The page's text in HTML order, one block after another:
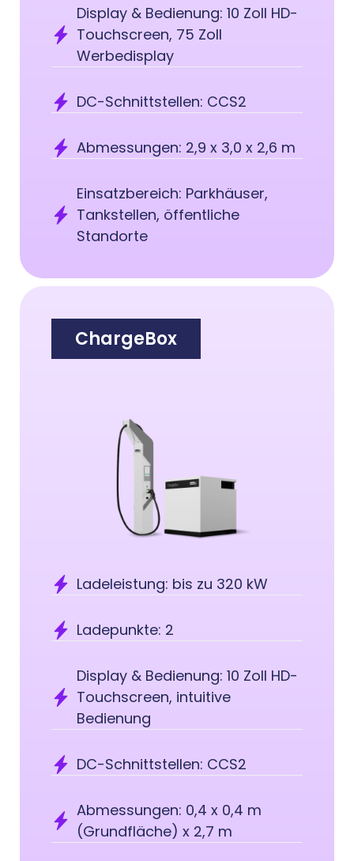
Display & Bedienung: 10 Zoll HD-
Touchscreen, 75 Zoll
Werbedisplay
DC-Schnittstellen: CCS2
Abmessungen: 2,9 x 3,0 x 2,6 m
Einsatzbereich: Parkhäuser,
Tankstellen, öffentliche
Standorte
ChargeBox
Ladeleistung: bis zu 320 kW
Ladepunkte: 2
Display & Bedienung: 10 Zoll HD-
Touchscreen, intuitive
Bedienung
DC-Schnittstellen: CCS2
Abmessungen: 0,4 x 0,4 m
(Grundfläche) x 2,7 m